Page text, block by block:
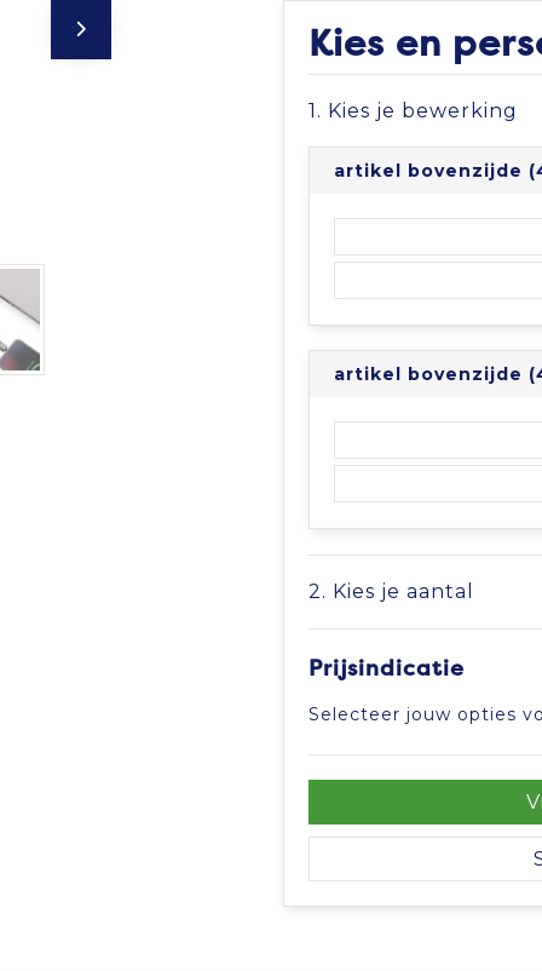
Kies en
1. Kies je bewerking
artikel bovenzijde
artikel bovenzijde
2. Kies je aantal
Prijsindicatie
Selecteer jouw opties